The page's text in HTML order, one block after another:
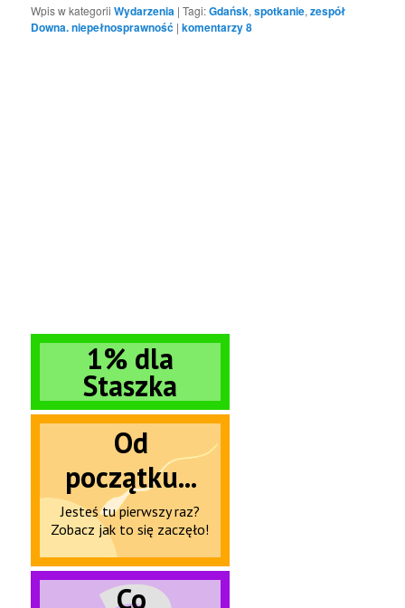
Wpis w kategoriiWydarzenia |Tagi:Gdańsk,spotkanie,zespół
Downa. niepełnosprawność |komentarzy8